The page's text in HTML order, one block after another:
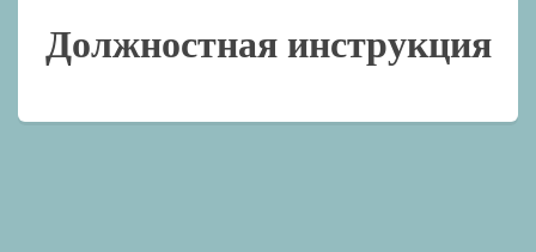
Должностная инструкция